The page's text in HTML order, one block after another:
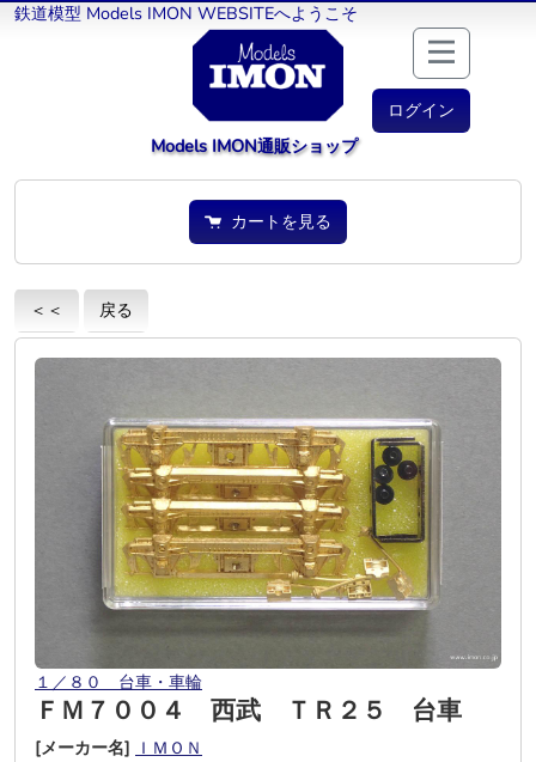
鉄道模型 Models IMON WEBSITEへようこそ
ログイン
Models IMON通販ショップ
カートを見る
＜＜ 戻る
１／８０ 台車・車輪
ＦＭ７００４ 西武 ＴＲ２５ 台車
[メーカー名] ＩＭＯＮ